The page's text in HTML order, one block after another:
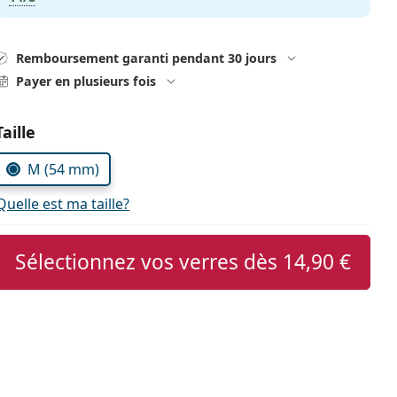
Remboursement garanti pendant 30 jours
Payer en plusieurs fois
les paramètres
M (54 mm)
est ma taille?
Sélectionnez vos verres dès 14,90 €